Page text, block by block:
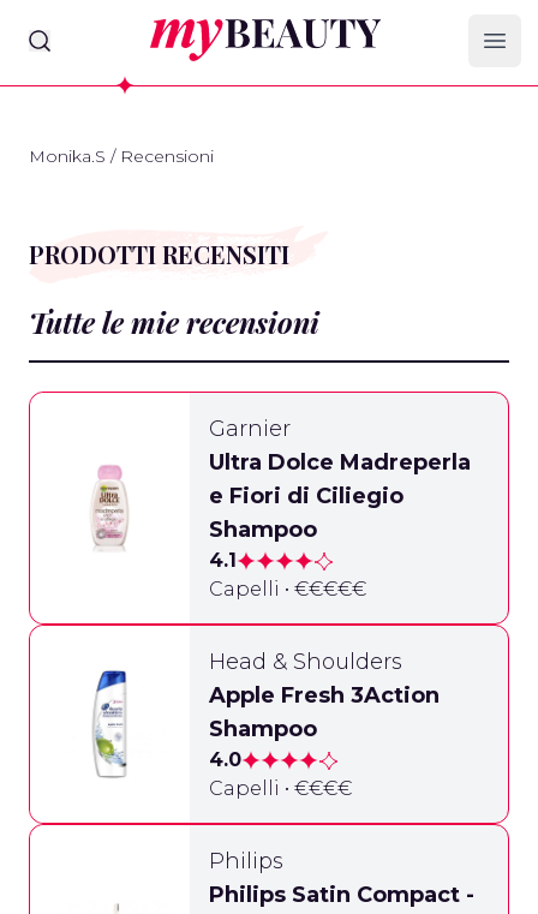
myBeauty
Monika.S / Recensioni
PRODOTTI RECENSITI
Tutte le mie recensioni
Garnier
Ultra Dolce Madreperla
e Fiori di Ciliegio
Shampoo
4.1
Capelli • €€€€€
Head & Shoulders
Apple Fresh 3Action
Shampoo
4.0
Capelli • €€€€
Philips
Philips Satin Compact -